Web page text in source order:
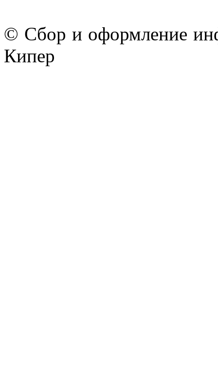
© Сбор и оформление
Кипер